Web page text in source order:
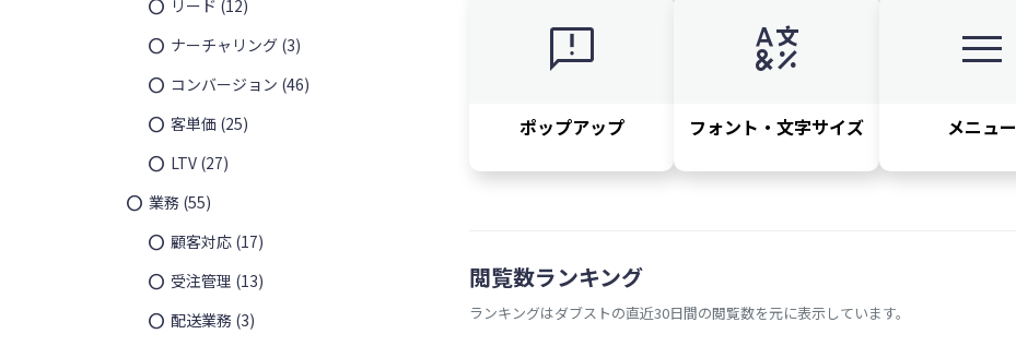
リード (12)
ナーチャリング (3)
コンバージョン (46)
客単価 (25)
LTV (27)
業務 (55)
顧客対応 (17)
受注管理 (13)
配送業務 (3)
feedback
ポップアップ
glyphs
フォント・文字サイズ
menu
メニュー
閲覧数ランキング
ランキングはダブストの直近30日間の閲覧数を元に表示しています。